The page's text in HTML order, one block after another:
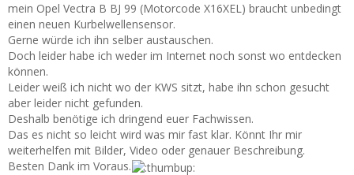
mein Opel Vectra B BJ 99 (Motorcode X16XEL) braucht unbedingt
einen neuen Kurbelwellensensor.
Gerne würde ich ihn selber austauschen.
Doch leider habe ich weder im Internet noch sonst wo entdecken
können.
Leider weiß ich nicht wo der KWS sitzt, habe ihn schon gesucht
aber leider nicht gefunden.
Deshalb benötige ich dringend euer Fachwissen.
Das es nicht so leicht wird was mir fast klar. Könnt Ihr mir
weiterhelfen mit Bilder, Video oder genauer Beschreibung.
Besten Dank im Voraus.